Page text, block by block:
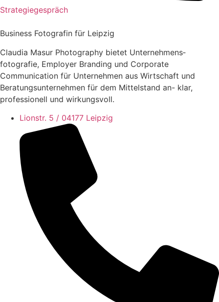
Strategiegespräch
Business Fotografin für Leipzig
Claudia Masur Photography bietet Unternehmens­
fotografie, Employer Branding und Corporate
Communication für Unternehmen aus Wirtschaft und
Beratungs­unternehmen für dem Mittelstand an- klar,
professionell und wirkungsvoll.
Lionstr. 5 / 04177 Leipzig